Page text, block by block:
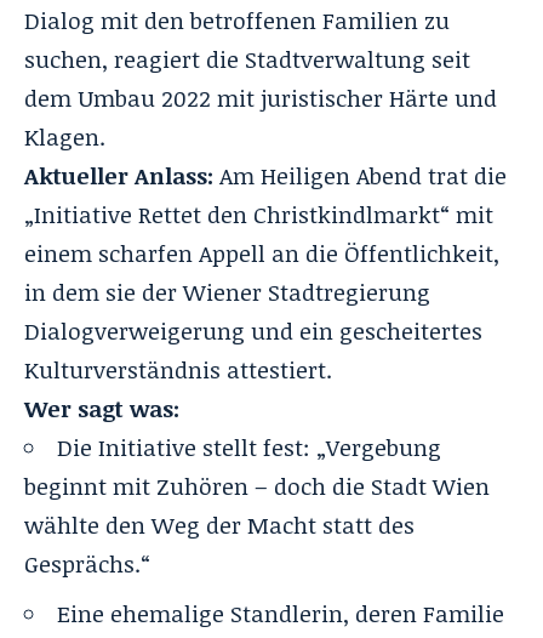
Dialog mit den betroffenen Familien zu
suchen, reagiert die Stadtverwaltung seit
dem Umbau 2022 mit juristischer Härte und
Klagen.
Aktueller Anlass: Am Heiligen Abend trat die
„Initiative Rettet den Christkindlmarkt“ mit
einem scharfen Appell an die Öffentlichkeit,
in dem sie der Wiener Stadtregierung
Dialogverweigerung und ein gescheitertes
Kulturverständnis attestiert.
Wer sagt was:
Die Initiative stellt fest: „Vergebung
beginnt mit Zuhören – doch die Stadt Wien
wählte den Weg der Macht statt des
Gesprächs.“
Eine ehemalige Standlerin, deren Familie